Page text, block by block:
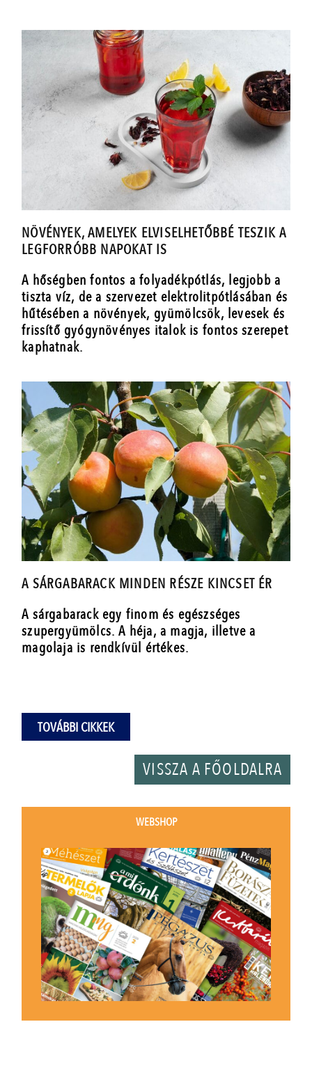
NÖVÉNYEK, AMELYEK ELVISELHETŐBBÉ TESZIK A
LEGFORRÓBB NAPOKAT IS
A hőségben fontos a folyadékpótlás, legjobb a
tiszta víz, de a szervezet elektrolitpótlásában és
hűtésében a növények, gyümölcsök, levesek és
frissítő gyógynövényes italok is fontos szerepet
kaphatnak.
A SÁRGABARACK MINDEN RÉSZE KINCSET ÉR
A sárgabarack egy finom és egészséges
szupergyümölcs. A héja, a magja, illetve a
magolaja is rendkívül értékes.
TOVÁBBI CIKKEK
VISSZA A FŐOLDALRA
WEBSHOP